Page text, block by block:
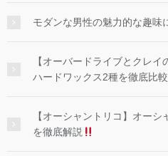
モダンな男性の魅力的な趣味
【オーバードライブとクレ
ハードワックス2種を徹底比
【オーシャントリコ】オー
を徹底解説